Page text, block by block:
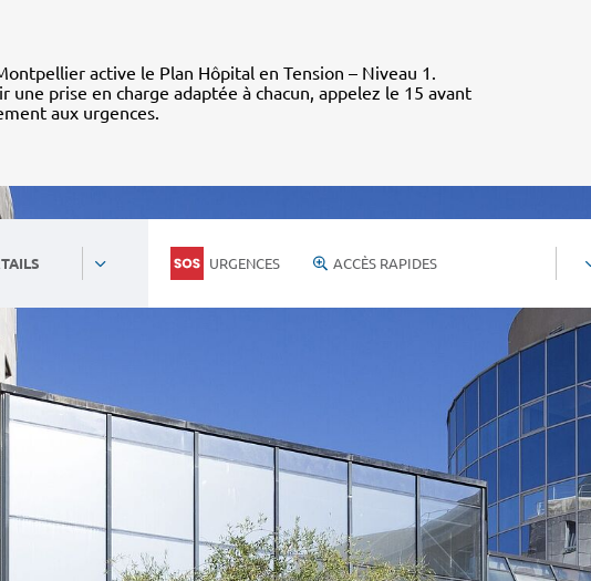
active le Plan Hôpital en Tension – Niveau 1.
une prise en charge adaptée à chacun, appelez le 15 avant
aux urgences.
URGENCES ACCÈS RAPIDES